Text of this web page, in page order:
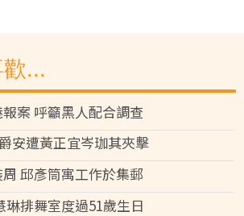
...
案 呼籲黑人配合調查
安遭黃正宜岑珈其夾擊
邱彥筒寓工作於集郵
排舞室度過51歲生日